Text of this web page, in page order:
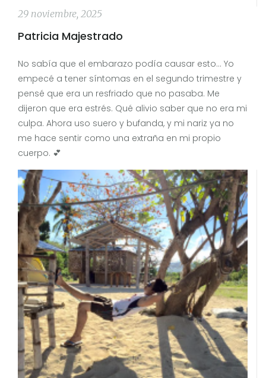
29 noviembre, 2025
Patricia Majestrado
No sabía que el embarazo podía causar esto… Yo
empecé a tener síntomas en el segundo trimestre y
pensé que era un resfriado que no pasaba. Me
dijeron que era estrés. Qué alivio saber que no era mi
culpa. Ahora uso suero y bufanda, y mi nariz ya no
me hace sentir como una extraña en mi propio
cuerpo. 💕